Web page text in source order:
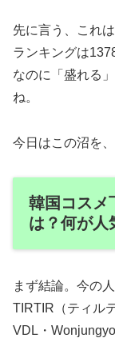
先に言う、これ
ランキングは
なのに「盛れる
ね。
今日はこの沼を
韓国コスメ
は？何が人
まず結論。今の
TIRTIR（ティル
VDL・